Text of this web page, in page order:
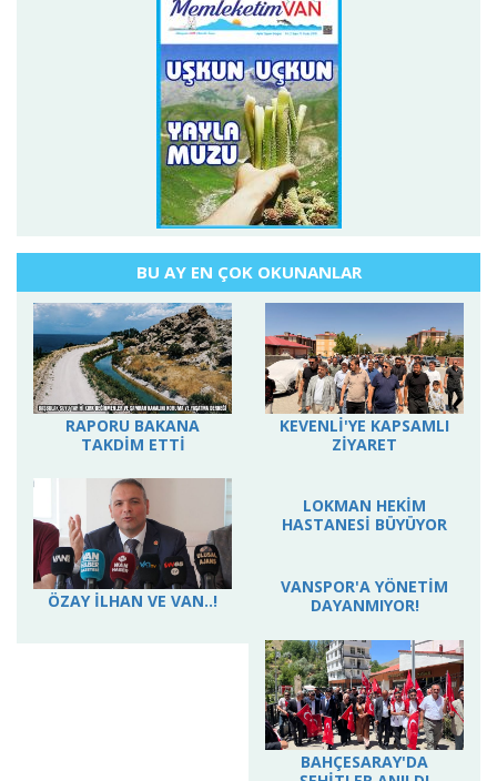
BU AY EN ÇOK OKUNANLAR
RAPORU BAKANA
TAKDİM ETTİ
KEVENLİ'YE KAPSAMLI
ZİYARET
ÖZAY İLHAN VE VAN..!
LOKMAN HEKİM
BAHÇESARAY'DA